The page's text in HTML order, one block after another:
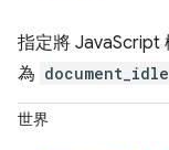
指定將 JavaScript
為 document_idle
世界